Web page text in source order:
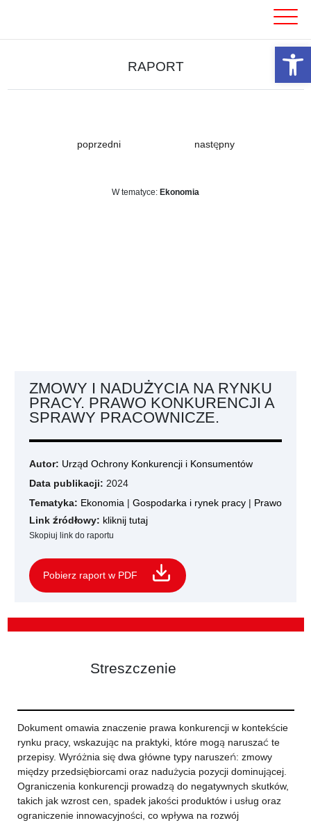
RAPORT
poprzedni następny
W tematyce: Ekonomia
ZMOWY I NADUŻYCIA NA RYNKU
PRACY. PRAWO KONKURENCJI A
SPRAWY PRACOWNICZE.
Autor: Urząd Ochrony Konkurencji i Konsumentów
Data publikacji: 2024
Tematyka: Ekonomia | Gospodarka i rynek pracy | Prawo
Link źródłowy: kliknij tutaj
Skopiuj link do raportu
Pobierz raport w PDF
Streszczenie
Dokument omawia znaczenie prawa konkurencji w kontekście
rynku pracy, wskazując na praktyki, które mogą naruszać te
przepisy. Wyróżnia się dwa główne typy naruszeń: zmowy
między przedsiębiorcami oraz nadużycia pozycji dominującej.
Ograniczenia konkurencji prowadzą do negatywnych skutków,
takich jak wzrost cen, spadek jakości produktów i usług oraz
ograniczenie innowacyjności, co wpływa na rozwój